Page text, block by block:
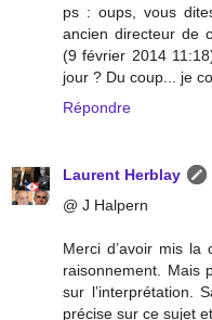
ps : oups, vous
ancien directeur de
(9 février 2014
jour ? Du coup... je
Répondre
Laurent Herblay
@ J Halpern
Merci d’avoir mis
raisonnement. Mais
sur l’interprétation.
précise sur ce sujet